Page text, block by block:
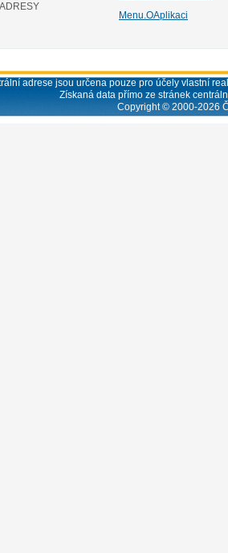
Menu.OAplikaci
adrese jsou určena pouze pro účely vlastní
Získaná data přímo ze stránek
Copyright © 2000-2026